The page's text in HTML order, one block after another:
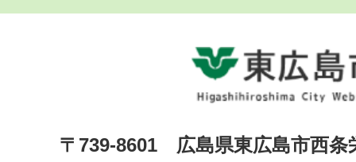
〒739-8601 広島県東広島市西